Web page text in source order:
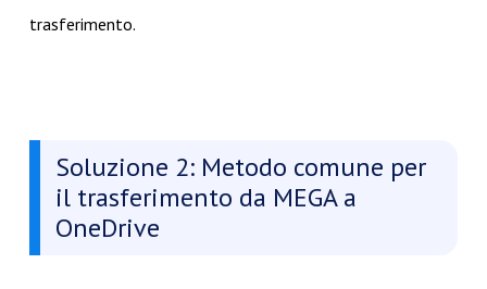
trasferimento.
Soluzione 2: Metodo comune per
il trasferimento da MEGA a
OneDrive